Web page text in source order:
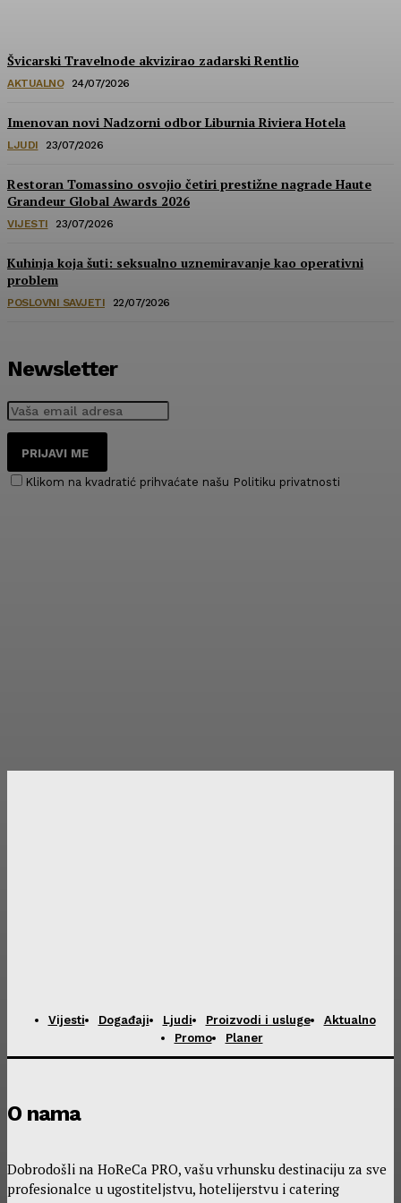
Švicarski Travelnode akvizirao zadarski Rentlio
AKTUALNO 24/07/2026
Imenovan novi Nadzorni odbor Liburnia Riviera Hotela
LJUDI 23/07/2026
Restoran Tomassino osvojio četiri prestižne nagrade Haute
Grandeur Global Awards 2026
VIJESTI 23/07/2026
Kuhinja koja šuti: seksualno uznemiravanje kao operativni
problem
POSLOVNI SAVJETI 22/07/2026
Newsletter
PRIJAVI ME
Klikom na kvadratić prihvaćate našu Politiku privatnosti
Vijesti Događaji Ljudi Proizvodi i usluge
Aktualno
Promo
Planer
O nama
Dobrodošli na HoReCa PRO, vašu vrhunsku destinaciju za sve
profesionalce u ugostiteljstvu, hotelijerstvu i catering